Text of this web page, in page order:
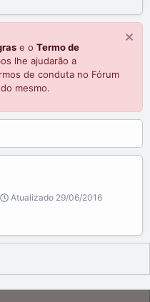
e o Termo de
lhe ajudarão a
de conduta no Fórum
mesmo.
Atualizado 29/06/2016